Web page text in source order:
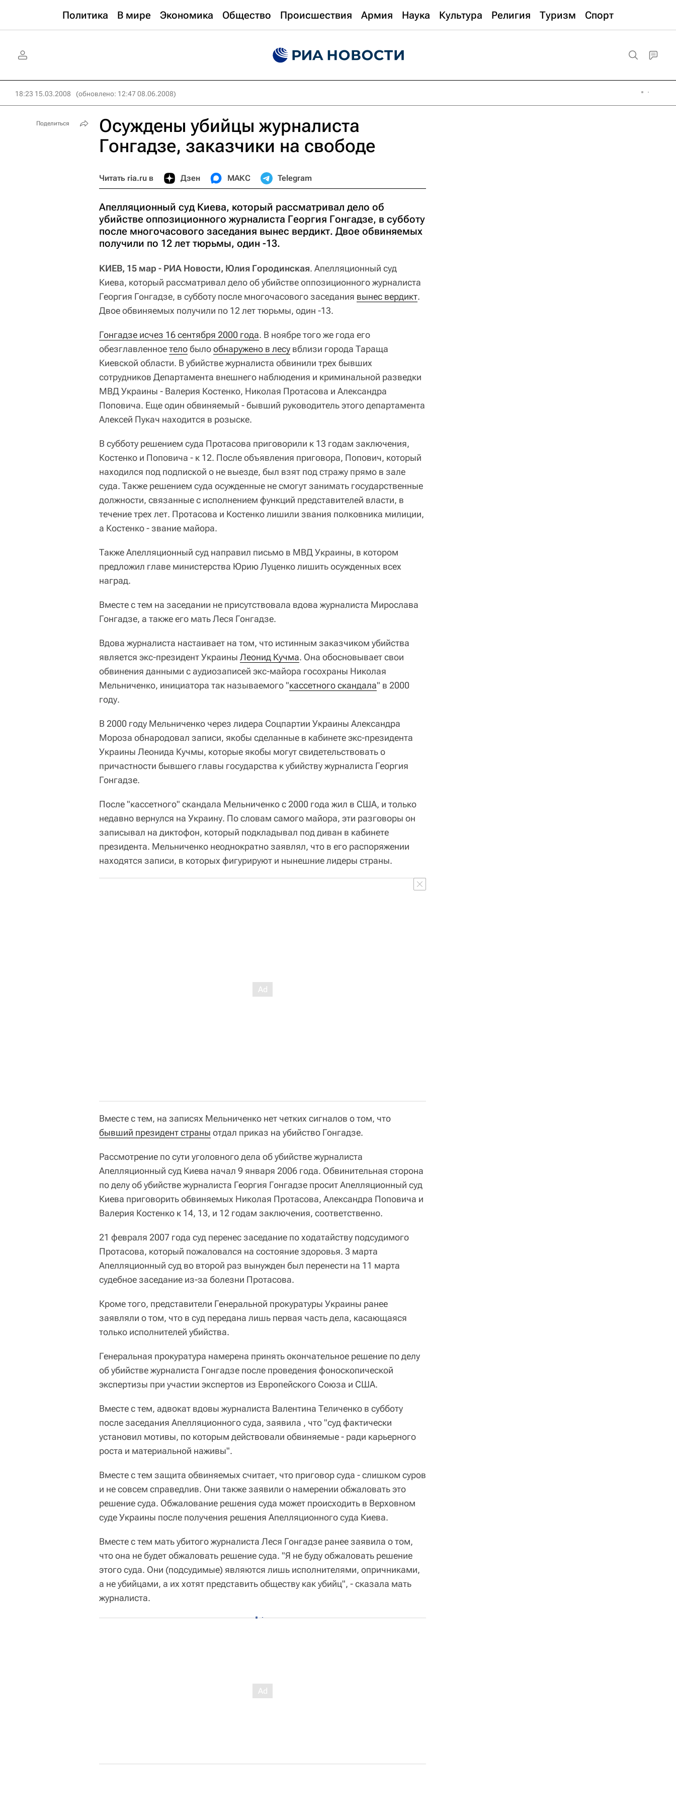
Политика В мире Экономика Общество Происшествия Армия Наука Культура Религия Туризм Спорт
18:23 15.03.2008 (обновлено: 12:47 08.06.2008)
Осуждены убийцы журналиста
Гонгадзе, заказчики на свободе
Читать ria.ru в Дзен МАКС Telegram
Апелляционный суд Киева, который рассматривал дело об
убийстве оппозиционного журналиста Георгия Гонгадзе, в субботу
после многочасового заседания вынес вердикт. Двое обвиняемых
получили по 12 лет тюрьмы, один -13.
КИЕВ, 15 мар - РИА Новости, Юлия Городинская. Апелляционный суд
Киева, который рассматривал дело об убийстве оппозиционного журналиста
Георгия Гонгадзе, в субботу после многочасового заседания вынес вердикт.
Двое обвиняемых получили по 12 лет тюрьмы, один -13.
Гонгадзе исчез 16 сентября 2000 года. В ноябре того же года его
обезглавленноетелобылообнаружено в лесу вблизи города Тараща
Киевской области. В убийстве журналиста обвинили трех бывших
сотрудников Департамента внешнего наблюдения и криминальной разведки
МВД Украины - Валерия Костенко, Николая Протасова и Александра
Поповича. Еще один обвиняемый - бывший руководитель этого департамента
Алексей Пукач находится в розыске.
В субботу решением суда Протасова приговорили к 13 годам заключения,
Костенко и Поповича - к 12. После объявления приговора, Попович, который
находился под подпиской о не выезде, был взят под стражу прямо в зале
суда. Также решением суда осужденные не смогут занимать государственные
должности, связанные с исполнением функций представителей власти, в
течение трех лет. Протасова и Костенко лишили звания полковника милиции,
а Костенко - звание майора.
Также Апелляционный суд направил письмо в МВД Украины, в котором
предложил главе министерства Юрию Луценко лишить осужденных всех
наград.
Вместе с тем на заседании не присутствовала вдова журналиста Мирослава
Гонгадзе, а также его мать Леся Гонгадзе.
Вдова журналиста настаивает на том, что истинным заказчиком убийства
является экс-президент Украины Леонид Кучма. Она обосновывает свои
обвинения данными с аудиозаписей экс-майора госохраны Николая
Мельниченко, инициатора так называемого "кассетного скандала" в 2000
году.
В 2000 году Мельниченко через лидера Соцпартии Украины Александра
Мороза обнародовал записи, якобы сделанные в кабинете экс-президента
Украины Леонида Кучмы, которые якобы могут свидетельствовать о
причастности бывшего главы государства к убийству журналиста Георгия
Гонгадзе.
После "кассетного" скандала Мельниченко с 2000 года жил в США, и только
недавно вернулся на Украину. По словам самого майора, эти разговоры он
записывал на диктофон, который подкладывал под диван в кабинете
президента. Мельниченко неоднократно заявлял, что в его распоряжении
находятся записи, в которых фигурируют и нынешние лидеры страны.
Вместе с тем, на записях Мельниченко нет четких сигналов о том, что
бывший президент страны отдал приказ на убийство Гонгадзе.
Рассмотрение по сути уголовного дела об убийстве журналиста
Апелляционный суд Киева начал 9 января 2006 года. Обвинительная сторона
по делу об убийстве журналиста Георгия Гонгадзе просит Апелляционный суд
Киева приговорить обвиняемых Николая Протасова, Александра Поповича и
Валерия Костенко к 14, 13, и 12 годам заключения, соответственно.
21 февраля 2007 года суд перенес заседание по ходатайству подсудимого
Протасова, который пожаловался на состояние здоровья. 3 марта
Апелляционный суд во второй раз вынужден был перенести на 11 марта
судебное заседание из-за болезни Протасова.
Кроме того, представители Генеральной прокуратуры Украины ранее
заявляли о том, что в суд передана лишь первая часть дела, касающаяся
только исполнителей убийства.
Генеральная прокуратура намерена принять окончательное решение по делу
об убийстве журналиста Гонгадзе после проведения фоноскопической
экспертизы при участии экспертов из Европейского Союза и США.
Вместе с тем, адвокат вдовы журналиста Валентина Теличенко в субботу
после заседания Апелляционного суда, заявила , что "суд фактически
установил мотивы, по которым действовали обвиняемые - ради карьерного
роста и материальной наживы".
Вместе с тем защита обвиняемых считает, что приговор суда - слишком суров
и не совсем справедлив. Они также заявили о намерении обжаловать это
решение суда. Обжалование решения суда может происходить в Верховном
суде Украины после получения решения Апелляционного суда Киева.
Вместе с тем мать убитого журналиста Леся Гонгадзе ранее заявила о том,
что она не будет обжаловать решение суда. "Я не буду обжаловать решение
этого суда. Они (подсудимые) являются лишь исполнителями, опричниками,
а не убийцами, а их хотят представить обществу как убийц", - сказала мать
журналиста.
Поделиться